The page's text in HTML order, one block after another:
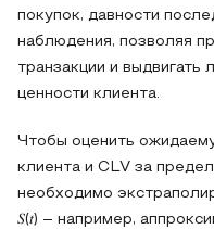
покупок, давности
наблюдения, позволяя
транзакции и выдвигать
ценности клиента.
Чтобы оценить
клиента и CLV за
необходимо
𝑆(𝑡) – например,